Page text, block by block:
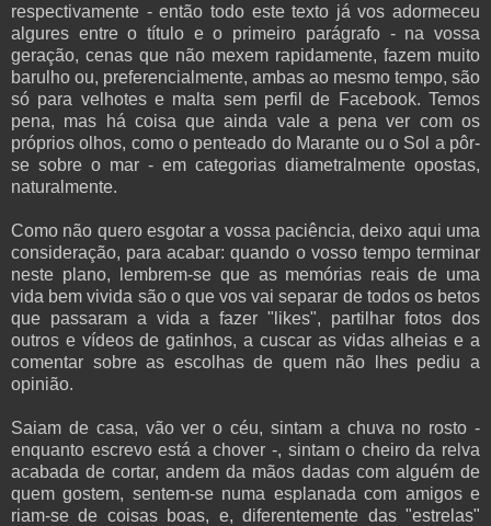
respectivamente - então todo este texto já vos adormeceu
algures entre o título e o primeiro parágrafo - na vossa
geração, cenas que não mexem rapidamente, fazem muito
barulho ou, preferencialmente, ambas ao mesmo tempo, são
só para velhotes e malta sem perfil de Facebook. Temos
pena, mas há coisa que ainda vale a pena ver com os
próprios olhos, como o penteado do Marante ou o Sol a pôr-
se sobre o mar - em categorias diametralmente opostas,
naturalmente.
Como não quero esgotar a vossa paciência, deixo aqui uma
consideração, para acabar: quando o vosso tempo terminar
neste plano, lembrem-se que as memórias reais de uma
vida bem vivida são o que vos vai separar de todos os betos
que passaram a vida a fazer "likes", partilhar fotos dos
outros e vídeos de gatinhos, a cuscar as vidas alheias e a
comentar sobre as escolhas de quem não lhes pediu a
opinião.
Saiam de casa, vão ver o céu, sintam a chuva no rosto -
enquanto escrevo está a chover -, sintam o cheiro da relva
acabada de cortar, andem da mãos dadas com alguém de
quem gostem, sentem-se numa esplanada com amigos e
riam-se de coisas boas, e, diferentemente das "estrelas"